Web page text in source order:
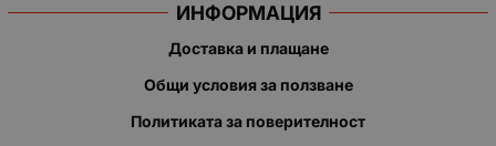
ИНФОРМАЦИЯ
Доставка и плащане
Общи условия за ползване
Политиката за поверителност